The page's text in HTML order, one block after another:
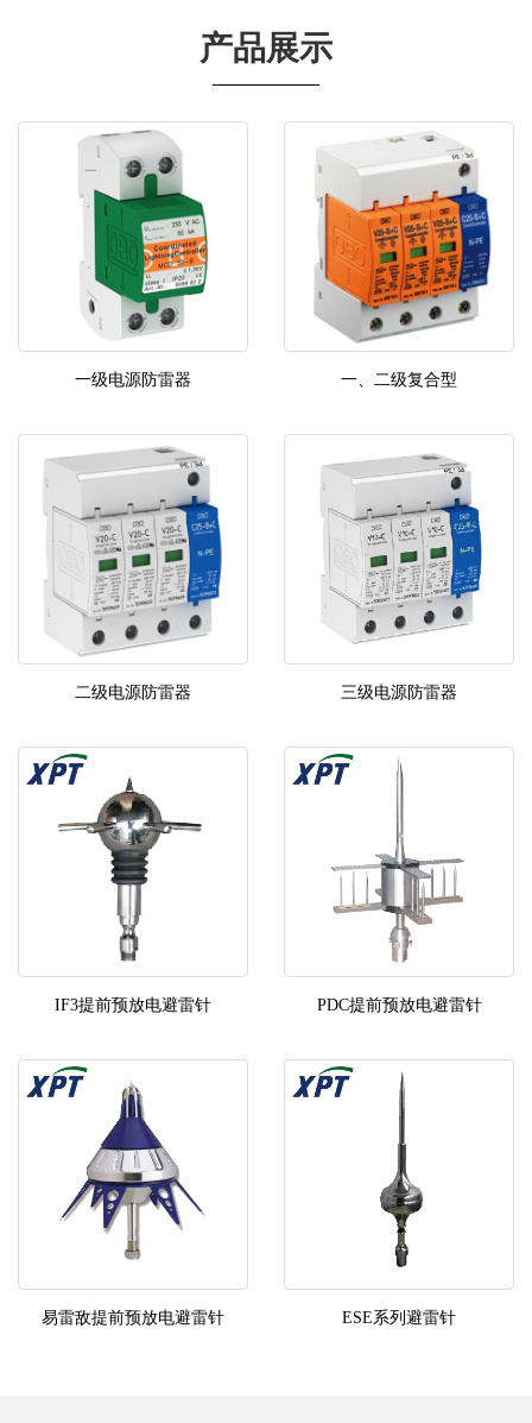
产品展示
一级电源防雷器 一、二级复合型
二级电源防雷器 三级电源防雷器
IF3提前预放电避雷针 PDC提前预放电避雷针
易雷敌提前预放电避雷针 ESE系列避雷针